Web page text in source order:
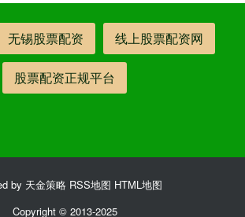
无锡股票配资 线上股票配资网
股票配资正规平台
by 天金策略 RSS地图 HTML地图
Copyright © 2013-2025